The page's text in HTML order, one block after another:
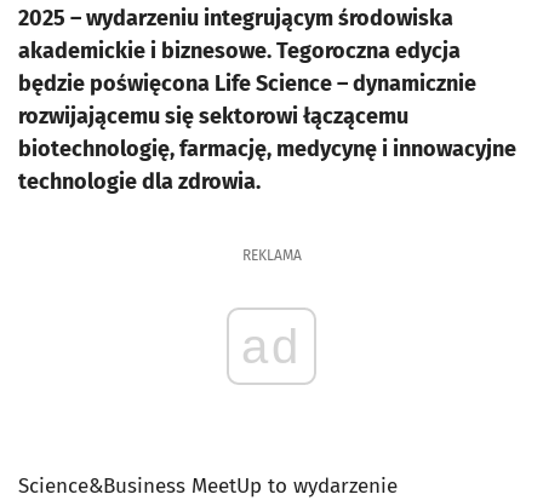
2025 – wydarzeniu integrującym środowiska
akademickie i biznesowe. Tegoroczna edycja
będzie poświęcona Life Science – dynamicznie
rozwijającemu się sektorowi łączącemu
biotechnologię, farmację, medycynę i innowacyjne
technologie dla zdrowia.
REKLAMA
ad
Science&Business MeetUp to wydarzenie